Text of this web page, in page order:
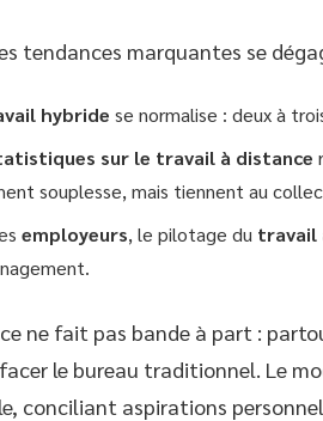
tendances marquantes se
hybride se normalise : deux à
sur le travail à distance
souplesse, mais tiennent au
employeurs, le pilotage du travail
ne fait pas bande à part :
le bureau traditionnel. Le
conciliant aspirations